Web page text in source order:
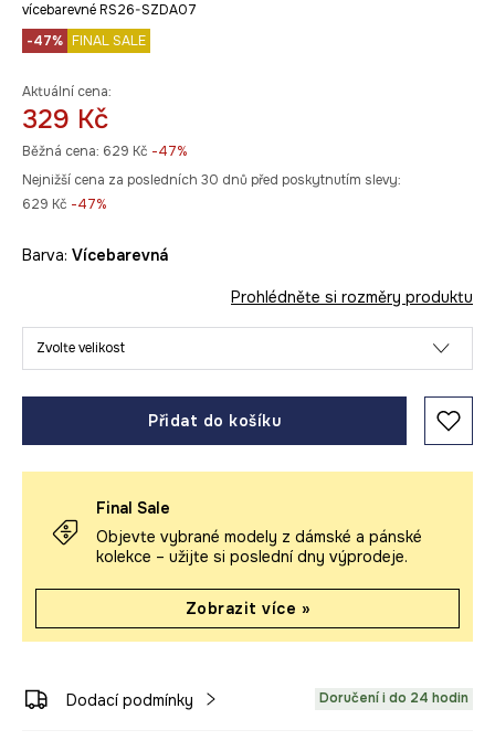
vícebarevné RS26-SZDA07
-47% FINAL SALE
Aktuální cena:
329 Kč
Běžná cena: 629 Kč -47%
Nejnižší cena za posledních 30 dnů před poskytnutím slevy:
629 Kč -47%
Barva: vícebarevná
Prohlédněte si rozměry produktu
Zvolte velikost
Přidat do košíku
Final Sale
Objevte vybrané modely z dámské a pánské
kolekce – užijte si poslední dny výprodeje.
Zobrazit více »
Dodací podmínky Doručení i do 24 hodin